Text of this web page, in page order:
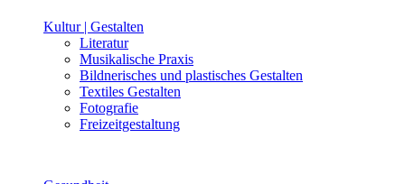
Kultur | Gestalten
Literatur
Musikalische Praxis
Bildnerisches und plastisches Gestalten
Textiles Gestalten
Fotografie
Freizeitgestaltung